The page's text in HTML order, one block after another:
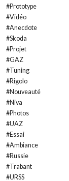
#Prototype
#Vidéo
#Anecdote
#Skoda
#Projet
#GAZ
#Tuning
#Rigolo
#Nouveauté
#Niva
#Photos
#UAZ
#Essai
#Ambiance
#Russie
#Trabant
#URSS